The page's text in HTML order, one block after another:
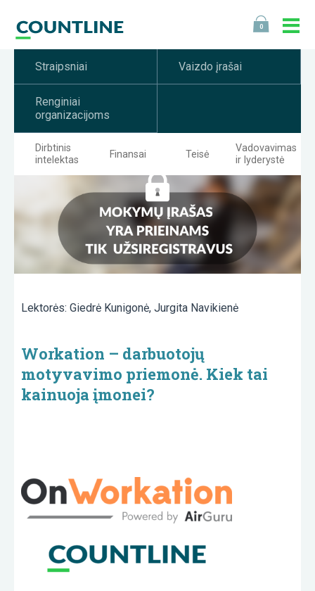
0
Straipsniai Vaizdo įrašai
Renginiai
organizacijoms
Dirbtinis
intelektas
Finansai Teisė
Vadovavimas
ir lyderystė
Lektorės: Giedrė Kunigonė, Jurgita Navikienė
Workation – darbuotojų
motyvavimo priemonė. Kiek tai
kainuoja įmonei?